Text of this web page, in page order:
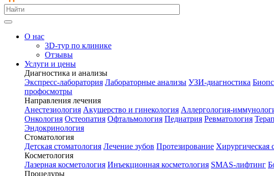
О нас
3D-тур по клинике
Отзывы
Услуги и цены
Диагностика и анализы
Экспресс-лаборатория Лабораторные анализы УЗИ-диагностика
профосмотры
Направления лечения
Анестезиология Акушерство и гинекология Аллергология-
Онкология Остеопатия Офтальмология Педиатрия Ревматология
Эндокринология
Стоматология
Детская стоматология Лечение зубов Протезирование Хирургическая
Косметология
Лазерная косметология Инъекционная косметология SMAS-лифтинг
Процедуры